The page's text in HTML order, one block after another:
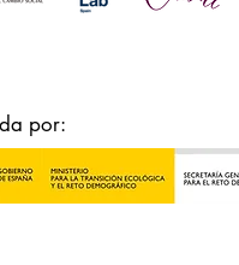
por: